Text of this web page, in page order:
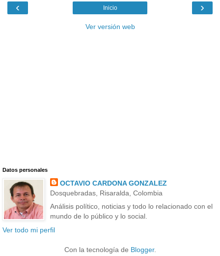
‹ ›
Inicio
Ver versión web
Datos personales
OCTAVIO CARDONA GONZALEZ
Dosquebradas, Risaralda, Colombia
Análisis político, noticias y todo lo relacionado con el
mundo de lo público y lo social.
Ver todo mi perfil
Con la tecnología de Blogger.